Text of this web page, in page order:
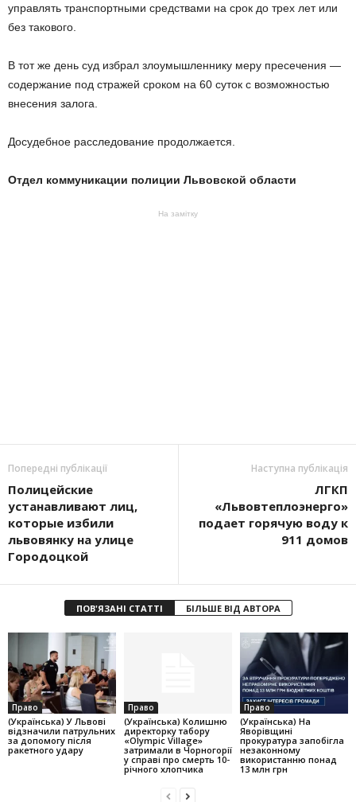
управлять транспортными средствами на срок до трех лет или
без такового.
В тот же день суд избрал злоумышленнику меру пресечения —
содержание под стражей сроком на 60 суток с возможностью
внесения залога.
Досудебное расследование продолжается.
Отдел коммуникации полиции Львовской области
На замітку
Попередні публікації
Полицейские
устанавливают лиц,
которые избили
львовянку на улице
Городоцкой
Наступна публікація
ЛГКП
«Львовтеплоэнерго»
подает горячую воду к
911 домов
ПОВ'ЯЗАНІ СТАТТІ БІЛЬШЕ ВІД АВТОРА
Право
(Українська) У Львові
відзначили патрульних
за допомогу після
ракетного удару
Право
(Українська) Колишню
директорку табору
«Olympic Village»
затримали в Чорногорії
у справі про смерть 10-
річного хлопчика
Право
(Українська) На
Яворівщині
прокуратура запобігла
незаконному
використанню понад
13 млн грн